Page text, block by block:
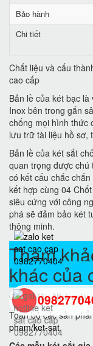
Bảo hành
Chi tiết
Chất liệu và cấu
cao cấp
Bản lề của két bạc
Inox bên trong gắn
chống mọi hình thức
lưu trữ tài liệu hồ sơ,
Bản lề của két sắt
quan trọng được chú
có kết cấu chắc
kết hợp cùng 04
siêu cứng với công
phá sẽ đảm bảo két
thông minh.
Tham
khác của
Giới thiệu Nhà máy
Toàn bộ các sản
pham/ket-sat